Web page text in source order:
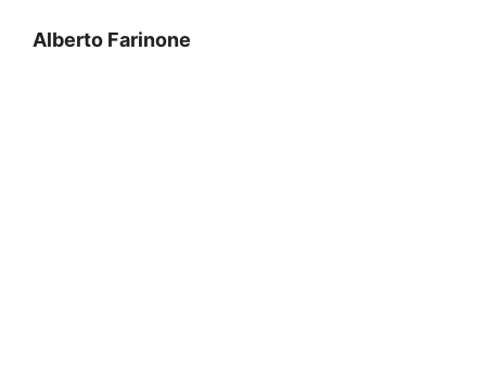
Alberto Farinone